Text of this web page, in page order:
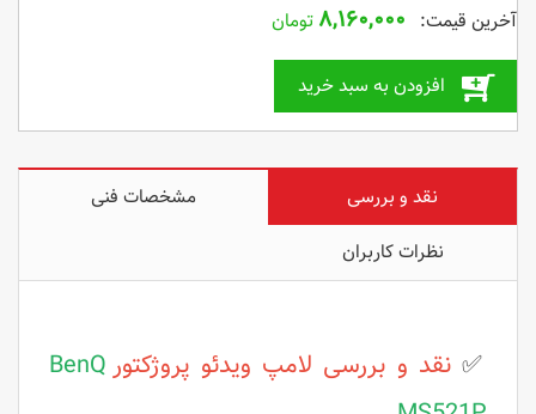
۸,۱۶۰,۰۰۰ تومان
افزودن به سبد خرید
نقد و بررسی
مشخصات فنی
نظرات کاربران
✅ نقد و بررسی لامپ ویدئو پروژکتورBenQ